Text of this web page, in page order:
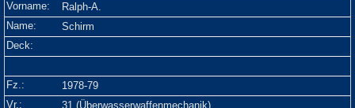
Ralph-A.
Schirm
1978-79
31 (Überwasserwaffenmechanik)